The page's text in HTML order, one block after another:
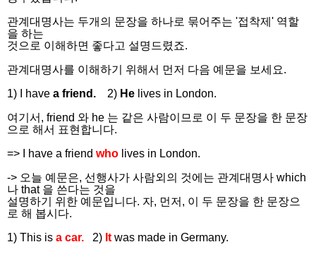
관계대명사는 두개의 문장을 하나로 묶어주는 '접착제' 역할
을 하는
것으로 이해하면 좋다고 설명드렸죠.
관계대명사를 이해하기 위해서 먼저 다음 예문을 보세요.
1) I have a friend. 2) He lives in London.
여기서, friend 와 he 는 같은 사람이므로 이 두 문장을 한 문장
으로 해서 표현합니다.
=>
I have a friend who lives in London.
-> 오늘 예문은, 선행사가 사람외의 것에는 관계대명사 which
나 that 을 쓴다는 것을
설명하기 위한 예문입니다. 자, 먼저, 이 두 문장을 한 문장으
로 해 봅시다.
1) This is a car. 2) It was made in Germany.